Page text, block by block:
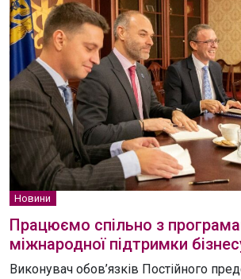
Новини
Працюємо спільно з
міжнародної підтримки
Виконувач обов’язків Постійного